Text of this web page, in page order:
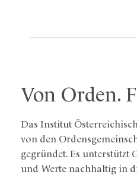
Von Orden.
Das Institut
von den
gegründet. Es unterstützt
und Werte nachhaltig in